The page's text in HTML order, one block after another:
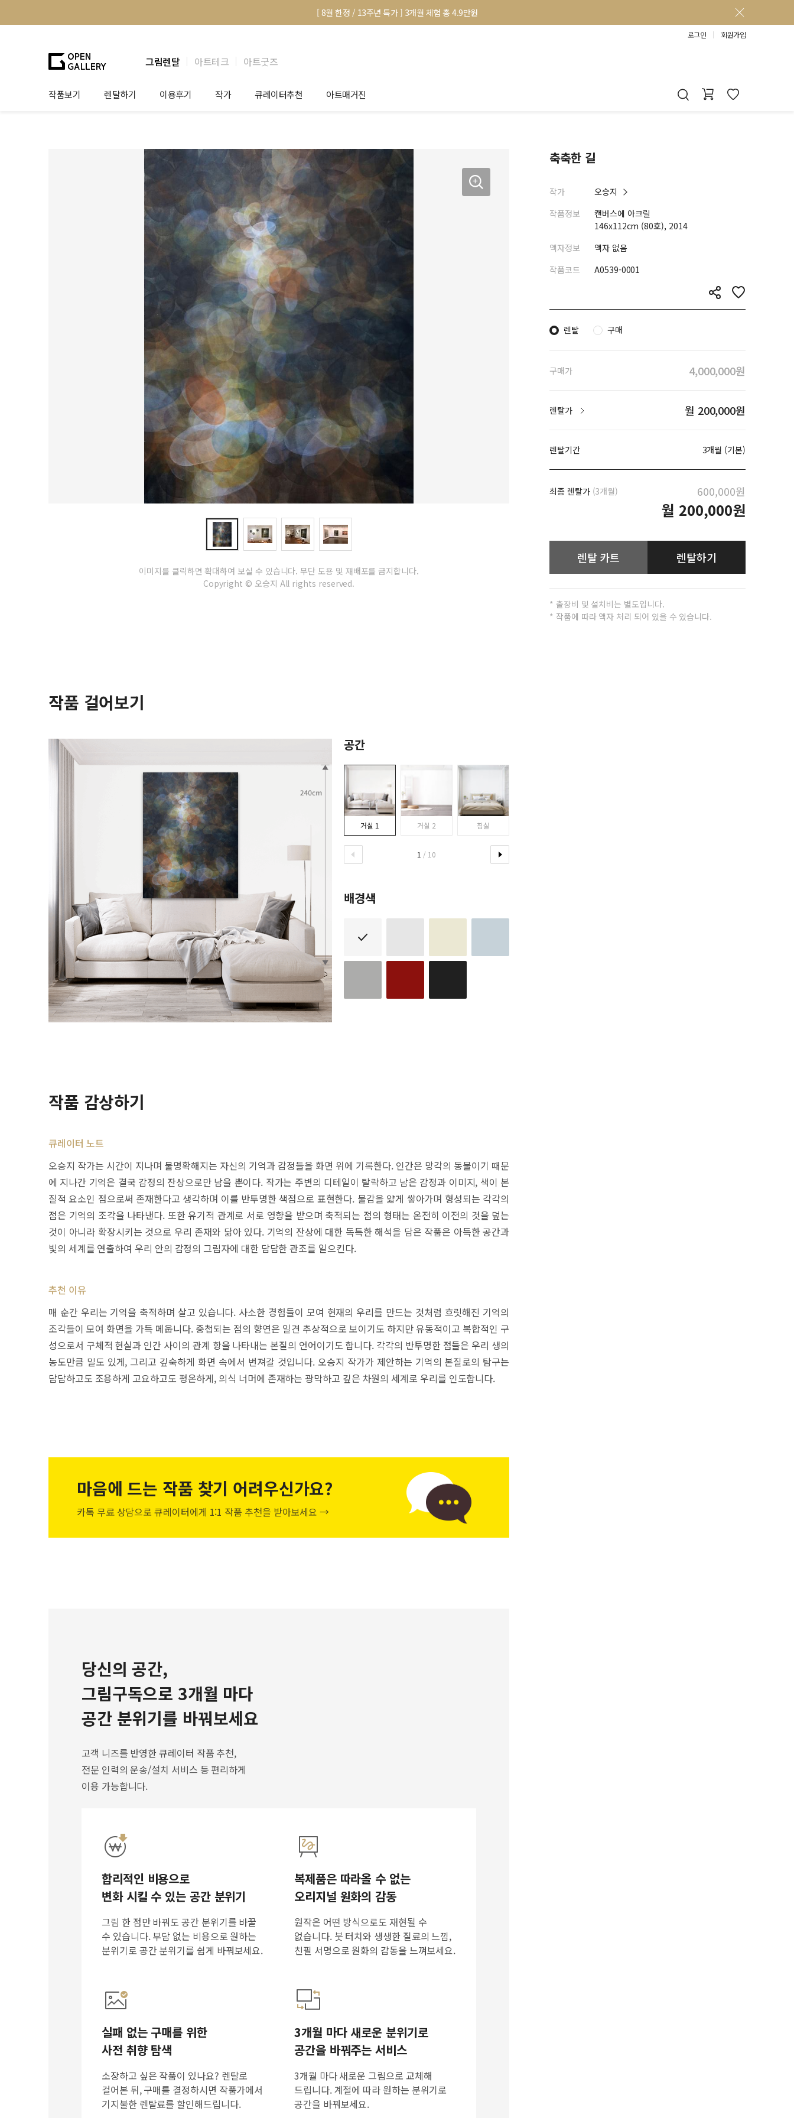
[ 8월 한정 / 13주년 특가 ] 3개월 체험 총 4.9만원
로그인 회원가입
그림렌탈 아트테크 아트굿즈
작품보기 렌탈하기 이용후기
법인 고객
작가
작가공모
큐레이터추천
작품선택 Tip
그림인테리어 Tip
테마별 추천
아트매거진
미술 이야기
아트 딕셔너리
이미지를 클릭하면 확대하여 보실 수 있습니다. 무단 도용 및 재배포를 금지합니다.
Copyright © 오승지 All rights reserved.
축축한 길
작가
오승지
작품정보
캔버스에 아크릴
146x112cm (80호), 2014
액자정보
액자 없음
작품코드
A0539-0001
렌탈 구매
구매가 4,000,000원
렌탈가 월 200,000원
렌탈기간 3개월 (기본)
최종 렌탈가(3개월) 600,000원
월 200,000원
렌탈 카트 렌탈하기
* 출장비 및 설치비는 별도입니다.
* 작품에 따라 액자 처리 되어 있을 수 있습니다.
작품 걸어보기
공간
거실 1 거실 2 침실
1 / 10
배경색
작품 감상하기
큐레이터 노트
오승지 작가는 시간이 지나며 불명확해지는 자신의 기억과 감정들을 화면 위에 기록한다. 인간은 망각의 동물이기 때문
에 지나간 기억은 결국 감정의 잔상으로만 남을 뿐이다. 작가는 주변의 디테일이 탈락하고 남은 감정과 이미지, 색이 본
질적 요소인 점으로써 존재한다고 생각하며 이를 반투명한 색점으로 표현한다. 물감을 얇게 쌓아가며 형성되는 각각의
점은 기억의 조각을 나타낸다. 또한 유기적 관계로 서로 영향을 받으며 축적되는 점의 형태는 온전히 이전의 것을 덮는
것이 아니라 확장시키는 것으로 우리 존재와 닮아 있다. 기억의 잔상에 대한 독특한 해석을 담은 작품은 아득한 공간과
빛의 세계를 연출하여 우리 안의 감정의 그림자에 대한 담담한 관조를 일으킨다.
추천 이유
매 순간 우리는 기억을 축적하며 살고 있습니다. 사소한 경험들이 모여 현재의 우리를 만드는 것처럼 흐릿해진 기억의
조각들이 모여 화면을 가득 메웁니다. 중첩되는 점의 향연은 일견 추상적으로 보이기도 하지만 유동적이고 복합적인 구
성으로서 구체적 현실과 인간 사이의 관계 항을 나타내는 본질의 언어이기도 합니다. 각각의 반투명한 점들은 우리 생의
농도만큼 밀도 있게, 그리고 깊숙하게 화면 속에서 번져갈 것입니다. 오승지 작가가 제안하는 기억의 본질로의 탐구는
담담하고도 조용하게 고요하고도 평온하게, 의식 너머에 존재하는 광막하고 깊은 차원의 세계로 우리를 인도합니다.
마음에 드는 작품 찾기 어려우신가요?
카톡 무료 상담으로 큐레이터에게 1:1 작품 추천을 받아보세요 →
당신의 공간,
그림구독으로 3개월 마다
공간 분위기를 바꿔보세요
고객 니즈를 반영한 큐레이터 작품 추천,
전문 인력의 운송/설치 서비스 등 편리하게
이용 가능합니다.
합리적인 비용으로
변화 시킬 수 있는 공간 분위기
그림 한 점만 바꿔도 공간 분위기를 바꿀
수 있습니다. 부담 없는 비용으로 원하는
분위기로 공간 분위기를 쉽게 바꿔보세요.
복제품은 따라올 수 없는
오리지널 원화의 감동
원작은 어떤 방식으로도 재현될 수
없습니다. 붓 터치와 생생한 질료의 느낌,
친필 서명으로 원화의 감동을 느껴보세요.
실패 없는 구매를 위한
사전 취향 탐색
소장하고 싶은 작품이 있나요? 렌탈로
걸어본 뒤, 구매를 결정하시면 작품가에서
기지불한 렌탈료를 할인해드립니다.
3개월 마다 새로운 분위기로
공간을 바꿔주는 서비스
3개월 마다 새로운 그림으로 교체해
드립니다. 계절에 따라 원하는 분위기로
공간을 바꿔보세요.